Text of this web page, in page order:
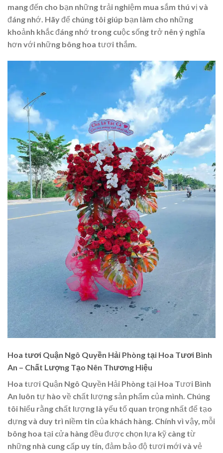
mang đến cho bạn những trải nghiệm mua sắm thú vị và
đáng nhớ. Hãy để chúng tôi giúp bạn làm cho những
khoảnh khắc đáng nhớ trong cuộc sống trở nên ý nghĩa
hơn với những bông hoa tươi thắm.
Hoa tươi Quận Ngô Quyền Hải Phòng tại Hoa Tươi Bình
An – Chất Lượng Tạo Nên Thương Hiệu
Hoa tươi Quận Ngô Quyền Hải Phòng tại Hoa Tươi Bình
An luôn tự hào về chất lượng sản phẩm của mình. Chúng
tôi hiểu rằng chất lượng là yếu tố quan trọng nhất để tạo
dựng và duy trì niềm tin của khách hàng. Chính vì vậy, mỗi
bông hoa tại cửa hàng đều được chọn lựa kỹ càng từ
những nhà cung cấp uy tín, đảm bảo độ tươi mới và vẻ